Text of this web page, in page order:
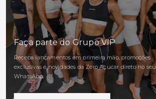
Faça parte do Grupo VIP
Receba lançamentos em primeira mão, promoções
exclusivas e novidades da Zero Açucar direto no seu
WhatsApp.